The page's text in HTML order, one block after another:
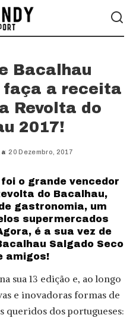
Bacalhau
faça a receita
Revolta do
2017!
20 Dezembro, 2017
o grande vencedor
do Bacalhau,
gastronomia, um
supermercados
é a sua vez de
Salgado Seco
amigos!
sua 13 edição e, ao longo
e inovadoras formas de
queridos dos portugueses: